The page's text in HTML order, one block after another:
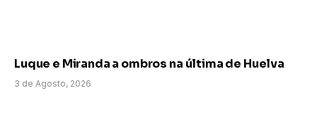
Luque e Miranda a ombros na última de Huelva
3 de Agosto, 2026